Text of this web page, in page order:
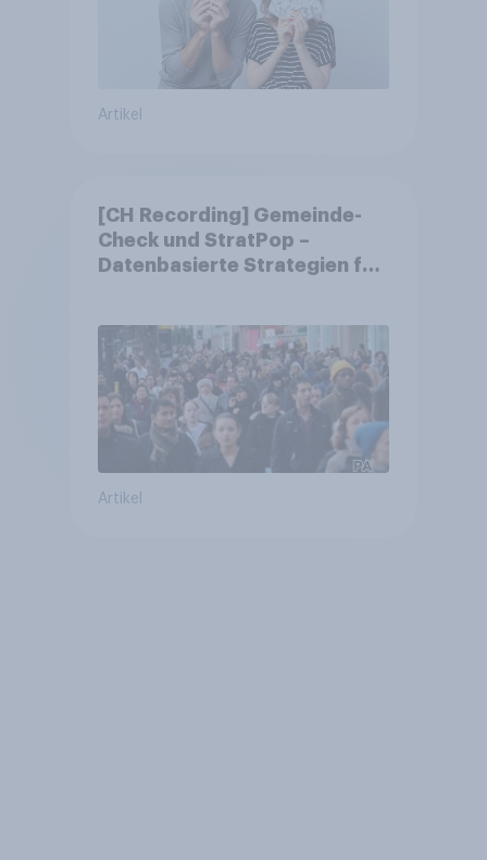
Artikel
[CH Recording] Gemeinde-
Check und StratPop –
Datenbasierte Strategien für
Artikel